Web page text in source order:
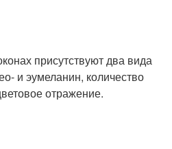
присутствуют два вида
и эумеланин, количество
отражение.